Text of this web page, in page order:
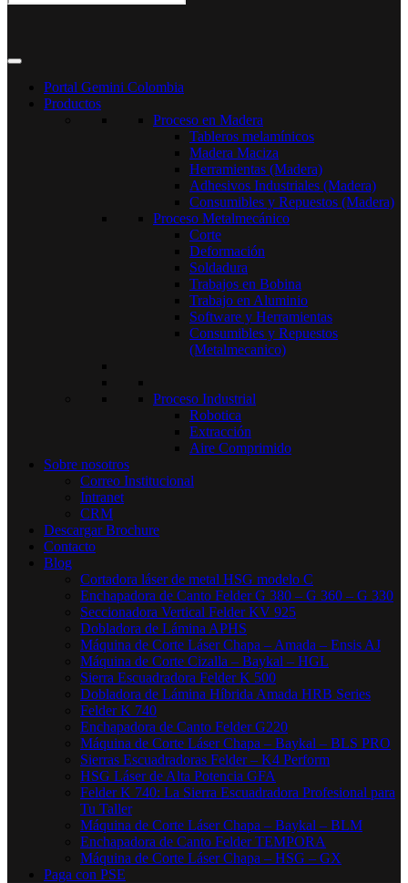
Portal Gemini Colombia
Productos
Proceso en Madera
Tableros melamínicos
Madera Maciza
Herramientas (Madera)
Adhesivos Industriales (Madera)
Consumibles y Repuestos (Madera)
Proceso Metalmecánico
Corte
Deformación
Soldadura
Trabajos en Bobina
Trabajo en Aluminio
Software y Herramientas
Consumibles y Repuestos
(Metalmecanico)
Proceso Industrial
Robotica
Extracción
Aire Comprimido
Sobre nosotros
Correo Institucional
Intranet
CRM
Descargar Brochure
Contacto
Blog
Cortadora láser de metal HSG modelo C​
Enchapadora de Canto Felder G 380 – G 360 – G 330
Seccionadora Vertical Felder KV 925
Dobladora de Lámina APHS
Máquina de Corte Láser Chapa – Amada – Ensis AJ
Máquina de Corte Cizalla – Baykal – HGL
Sierra Escuadradora Felder K 500
Dobladora de Lámina Híbrida Amada HRB Series
Felder K 740
Enchapadora de Canto Felder G220
Máquina de Corte Láser Chapa – Baykal – BLS PRO
Sierras Escuadradoras Felder – K4 Perform
HSG Láser de Alta Potencia GFA
Felder K 740: La Sierra Escuadradora Profesional para
Tu Taller
Máquina de Corte Láser Chapa – Baykal – BLM
Enchapadora de Canto Felder TEMPORA
Máquina de Corte Láser Chapa – HSG – GX
Paga con PSE